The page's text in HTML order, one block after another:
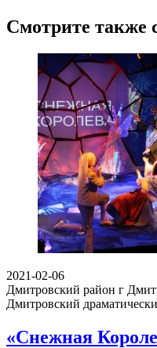
Смотрите также
2021-02-06
Дмитровский район г
Дмитровский
«Снежная